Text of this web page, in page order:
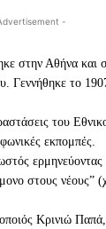
-
στην Αθήνα και
Γεννήθηκε το
του
εκπομπές.
στους νέους”
Κρινιώ